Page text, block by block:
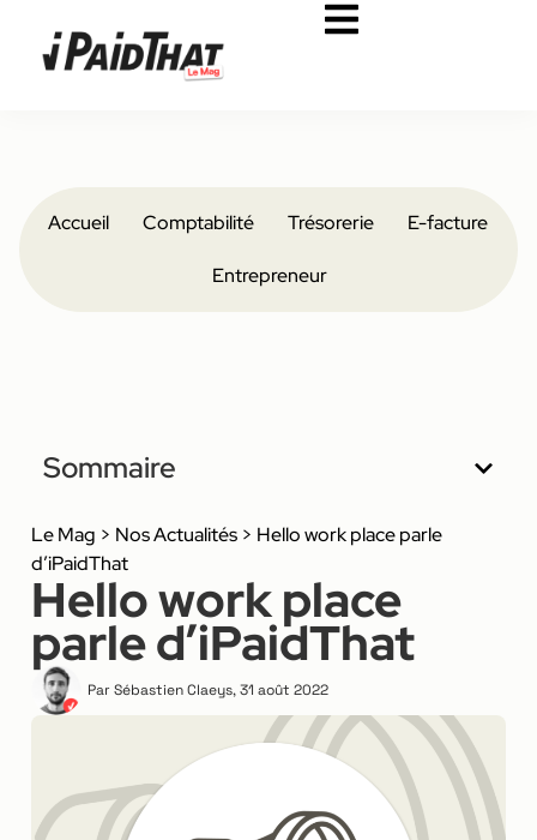
Accueil Comptabilité Trésorerie E-facture
Entrepreneur
Sommaire
Le Mag > Nos Actualités > Hello work place parle
d’iPaidThat
Hello work place
parle d’iPaidThat
Par Sébastien Claeys,31 août 2022